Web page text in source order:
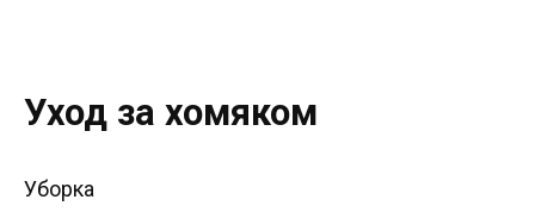
Уход за хомяком
Уборка